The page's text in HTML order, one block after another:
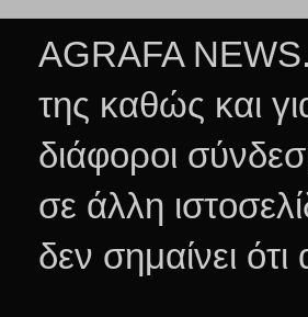
AGRAFA
της καθώς και
διάφοροι
σε άλλη
δεν σημαίνει